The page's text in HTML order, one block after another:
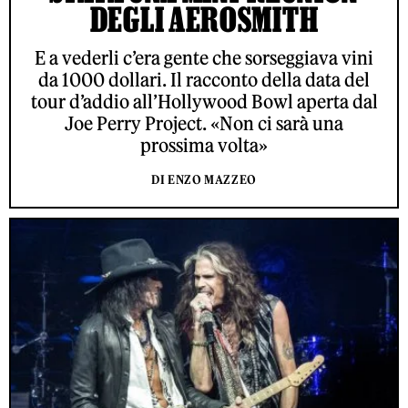
DEGLI AEROSMITH
E a vederli c’era gente che sorseggiava vini
da 1000 dollari. Il racconto della data del
tour d’addio all’Hollywood Bowl aperta dal
Joe Perry Project. «Non ci sarà una
prossima volta»
DI ENZO MAZZEO